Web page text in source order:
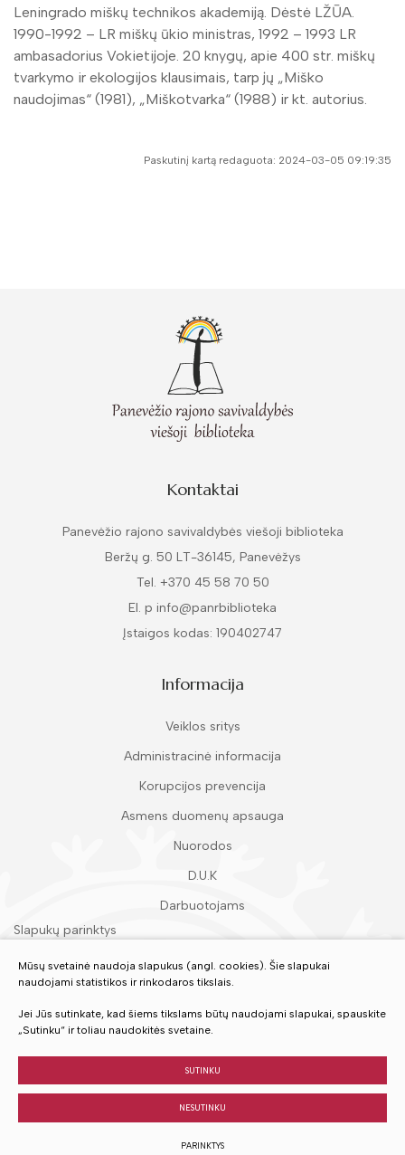
Leningrado miškų technikos akademiją. Dėstė LŽŪA.
1990-1992 – LR miškų ūkio ministras, 1992 – 1993 LR
ambasadorius Vokietijoje. 20 knygų, apie 400 str. miškų
tvarkymo ir ekologijos klausimais, tarp jų „Miško
naudojimas“ (1981), „Miškotvarka“ (1988) ir kt. autorius.
Paskutinį kartą redaguota: 2024-03-05 09:19:35
Kontaktai
Panevėžio rajono savivaldybės viešoji biblioteka
Beržų g. 50 LT-36145, Panevėžys
Tel. +370 45 58 70 50
El. p info@panrbiblioteka
Įstaigos kodas: 190402747
Informacija
Veiklos sritys
Administracinė informacija
Korupcijos prevencija
Asmens duomenų apsauga
Nuorodos
D.U.K
Darbuotojams
Slapukų parinktys
Įvertinkite mūsų paslaugas
Mūsų svetainė naudoja slapukus (angl. cookies). Šie slapukai
naudojami statistikos ir rinkodaros tikslais.
Jei Jūs sutinkate, kad šiems tikslams būtų naudojami slapukai, spauskite
„Sutinku“ ir toliau naudokitės svetaine.
SUTINKU
NESUTINKU
PARINKTYS